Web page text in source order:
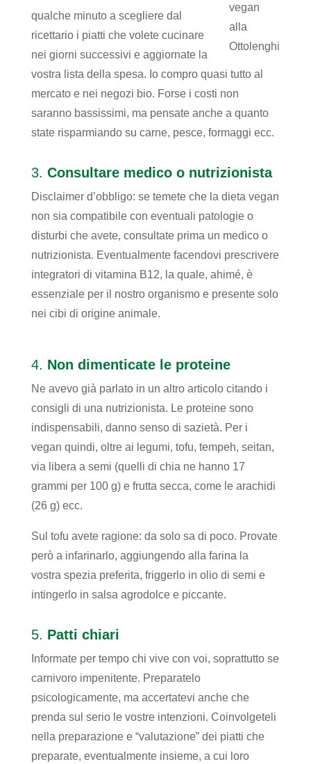
vegan
alla
Ottolenghi
qualche minuto a scegliere dal
ricettario i piatti che volete cucinare
nei giorni successivi e aggiornate la
vostra lista della spesa. Io compro quasi tutto al
mercato e nei negozi bio. Forse i costi non
saranno bassissimi, ma pensate anche a quanto
state risparmiando su carne, pesce, formaggi ecc.
3. Consultare medico o nutrizionista
Disclaimer d’obbligo: se temete che la dieta vegan
non sia compatibile con eventuali patologie o
disturbi che avete, consultate prima un medico o
nutrizionista. Eventualmente facendovi prescrivere
integratori di vitamina B12, la quale, ahimé, è
essenziale per il nostro organismo e presente solo
nei cibi di origine animale.
4. Non dimenticate le proteine
Ne avevo già parlato in un altro articolo citando i
consigli di una nutrizionista. Le proteine sono
indispensabili, danno senso di sazietà. Per i
vegan quindi, oltre ai legumi, tofu, tempeh, seitan,
via libera a semi (quelli di chia ne hanno 17
grammi per 100 g) e frutta secca, come le arachidi
(26 g) ecc.
Sul tofu avete ragione: da solo sa di poco. Provate
però a infarinarlo, aggiungendo alla farina la
vostra spezia preferita, friggerlo in olio di semi e
intingerlo in salsa agrodolce e piccante.
5. Patti chiari
Informate per tempo chi vive con voi, soprattutto se
carnivoro impenitente. Preparatelo
psicologicamente, ma accertatevi anche che
prenda sul serio le vostre intenzioni. Coinvolgeteli
nella preparazione e “valutazione” dei piatti che
preparate, eventualmente insieme, a cui loro